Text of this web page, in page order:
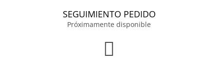
SEGUIMIENTO PEDIDO
Próximamente disponible